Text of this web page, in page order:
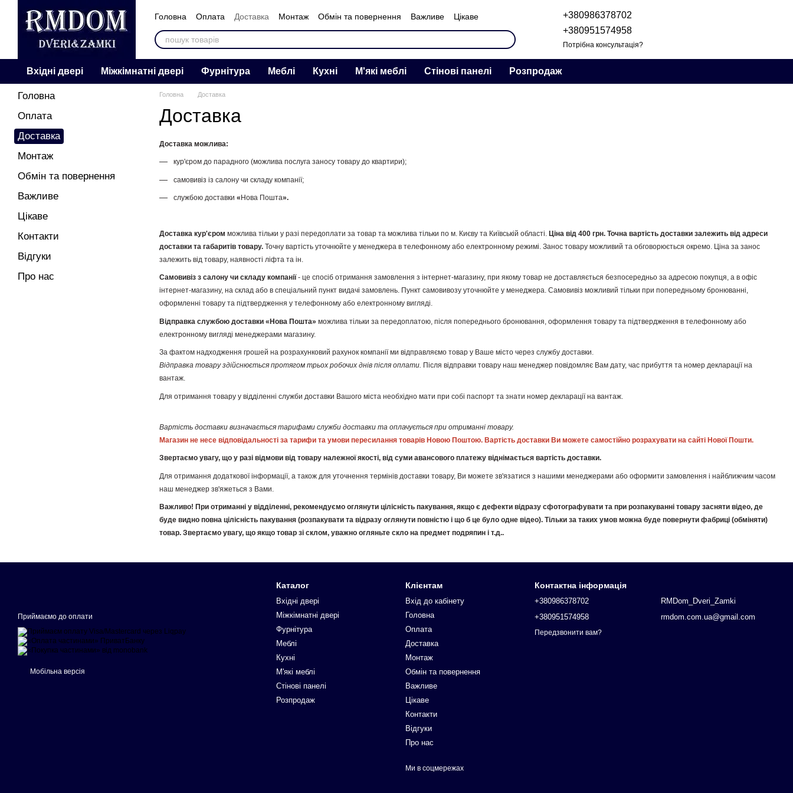
Перейти к основному контенту
Головна Оплата Доставка Монтаж Обмін та повернення Важливе
Цікаве
Контакти
Відгуки Про нас
+380986378702
+380951574958
Потрібна консультація?
Вхідні двері Міжкімнатні двері Фурнітура Меблі Кухні М'які меблі Стінові панелі Розпродаж
Головна Доставка
Доставка
Доставка можлива:
кур'єром до парадного (можлива послуга заносу товару до квартири);
самовивіз із салону чи складу компанії;
службою доставки « Нова Пошта».
Доставка кур'єром можлива тільки у разі передоплати за товар та можлива тільки по м. Києву та Київській області. Ціна від 400 грн. Точна вартість доставки залежить від адреси
доставки та габаритів товару. Точну вартість уточнюйте у менеджера в телефонному або електронному режимі. Занос товару можливий та обговорюється окремо. Ціна за занос
залежить від товару, наявності ліфта та ін.
Самовивіз з салону чи складу компанії- це спосіб отримання замовлення з інтернет-магазину, при якому товар не доставляється безпосередньо за адресою покупця, а в офіс
інтернет-магазину, на склад або в спеціальний пункт видачі замовлень. Пункт самовивозу уточнюйте у менеджера. Самовивіз можливий тільки при попередньому бронюванні,
оформленні товару та підтвердження у телефонному або електронному вигляді.
Відправка службою доставки «Нова Пошта» можлива тільки за передоплатою, після попереднього бронювання, оформлення товару та підтвердження в телефонному або
електронному вигляді менеджерами магазину.
За фактом надходження грошей на розрахунковий рахунок компанії ми відправляємо товар у Ваше місто через службу доставки.
Відправка товару здійснюється протягом трьох робочих днів після оплати. Після відправки товару наш менеджер повідомляє Вам дату, час прибуття та номер декларації на
вантаж.
Для отримання товару у відділенні служби доставки Вашого міста необхідно мати при собі паспорт та знати номер декларації на вантаж.
Вартість доставки визначається тарифами служби доставки та оплачується при отриманні товару.
Магазин не несе відповідальності за тарифи та умови пересилання товарів Новою Поштою. Вартість доставки Ви можете самостійно розрахувати на сайті Нової Пошти.
Звертаємо увагу, що у разі відмови від товару належної якості, від суми авансового платежу віднімається вартість доставки.
Для отримання додаткової інформації, а також для уточнення термінів доставки товару, Ви можете зв'язатися з нашими менеджерами або оформити замовлення і найближчим часом
наш менеджер зв'яжеться з Вами.
Важливо! При отриманні у відділенні, рекомендуємо оглянути цілісність пакування, якщо є дефекти відразу сфотографувати та при розпакуванні товару засняти відео, де
буде видно повна цілісність пакування (розпакувати та відразу оглянути повністю і що б це було одне відео). Тільки за таких умов можна буде повернути фабриці (обміняти)
товар. Звертаємо увагу, що якщо товар зі склом, уважно огляньте скло на предмет подряпин і т.д..
Головна
Оплата
Доставка
Монтаж
Обмін та повернення
Важливе
Цікаве
Контакти
Відгуки
Про нас
Приймаємо до оплати
Мобільна версія
Каталог
Вхідні двері
Міжкімнатні двері
Фурнітура
Меблі
Кухні
М'які меблі
Стінові панелі
Розпродаж
Клієнтам
Вхід до кабінету
Головна
Оплата
Доставка
Монтаж
Обмін та повернення
Важливе
Цікаве
Контакти
Відгуки
Про нас
Ми в соцмережах
Контактна інформація
+380986378702
+380951574958
Передзвонити вам?
RMDom_Dveri_Zamki
rmdom.com.ua@gmail.com